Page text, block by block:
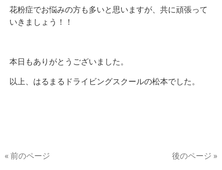
花粉症でお悩みの方も多いと思いますが、共に頑張って
いきましょう！！
本日もありがとうございました。
以上、はるまるドライビングスクールの松本でした。
« 前のページ 後のページ »